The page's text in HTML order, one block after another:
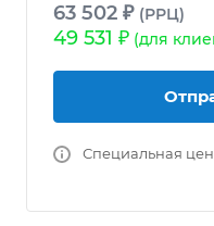
63 502 ₽ (РРЦ)
49 531 ₽ (для
Специальная